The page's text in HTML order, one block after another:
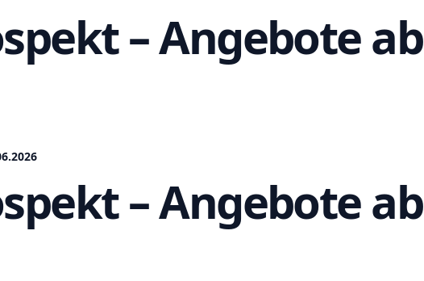
– Angebote
– Angebote